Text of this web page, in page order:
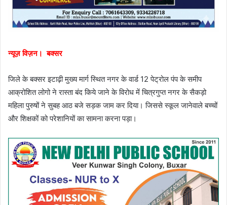
न्यूज़ विज़न। बक्सर
जिले के बक्सर इटाढ़ी मुख्य मार्ग स्थित नगर के वार्ड 12 पेट्रोल पंप के समीप
आक्रोशित लोगो ने रास्ता बंद किये जाने के विरोध में चित्रगुप्त नगर के सैकड़ो
महिला पुरुषों ने सुबह आठ बजे सड़क जाम कर दिया। जिससे स्कूल जानेवाले बच्चों
और शिक्षकों को परेशानियों का सामना करना पड़ा।